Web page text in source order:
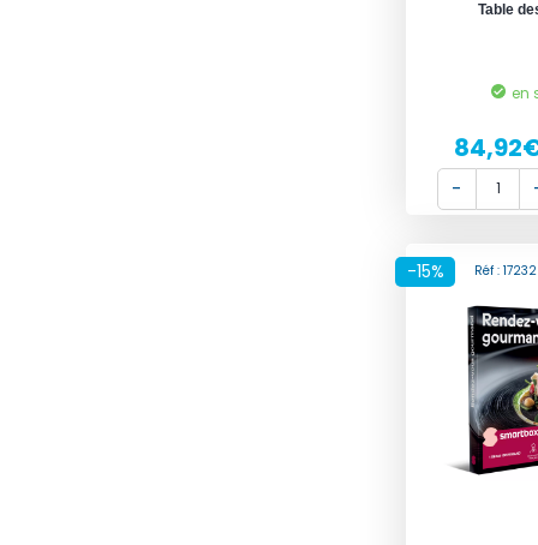
Table
en
-15% Réf :